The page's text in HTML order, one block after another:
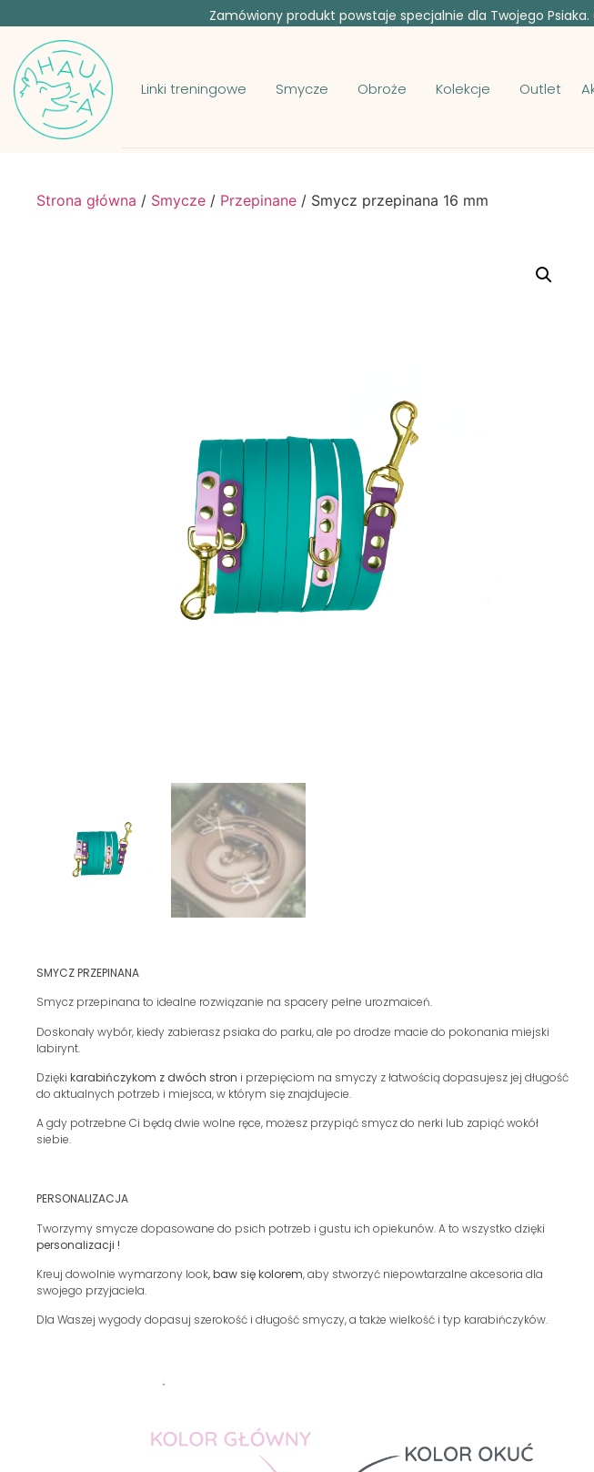
Zamówiony produkt powstaje specjalnie dla Twojego
Linki treningowe Smycze Obroże Kolekcje Outlet
Strona główna / Smycze / Przepinane / Smycz przepinana 16 mm
SMYCZ PRZEPINANA
Smycz przepinana to idealne rozwiązanie na spacery pełne urozmaiceń.
Doskonały wybór, kiedy zabierasz psiaka do parku, ale po drodze macie do pokonania miejski
labirynt.
Dzięki karabińczykom z dwóch stron i przepięciom na smyczy z łatwością dopasujesz jej długość
do aktualnych potrzeb i miejsca, w którym się znajdujecie.
A gdy potrzebne Ci będą dwie wolne ręce, możesz przypiąć smycz do nerki lub zapiąć wokół
siebie.
PERSONALIZACJA
Tworzymy smycze dopasowane do psich potrzeb i gustu ich opiekunów. A to wszystko dzięki
personalizacji !
Kreuj dowolnie wymarzony look, baw się kolorem, aby stworzyć niepowtarzalne akcesoria dla
swojego przyjaciela.
Dla Waszej wygody dopasuj szerokość i długość smyczy, a także wielkość i typ karabińczyków.